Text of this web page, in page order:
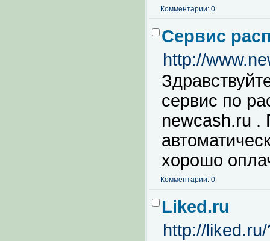
Комментарии: 0
Сервис
http://
сервис по
newcash.ru .
хорошо
Комментарии: 0
Liked.ru
http://